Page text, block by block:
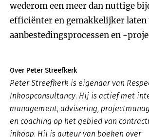
wederom een meer dan nuttige
efficiënter en gemakkelijker laten
aanbestedingsprocessen en -
Over Peter Streefkerk
Peter Streefkerk is eigenaar van
Inkoopconsultancy. Hij is actief met
management, advisering,
en coaching op het gebied van
inkoop. Hij is auteur van boeken over